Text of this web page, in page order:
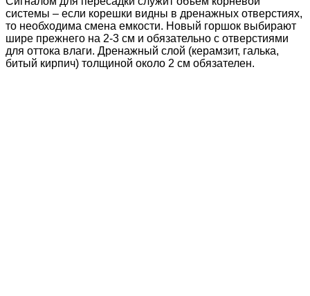
системы – если корешки видны в дренажных отверстиях,
то необходима смена емкости. Новый горшок выбирают
шире прежнего на 2-3 см и обязательно с отверстиями
для оттока влаги. Дренажный слой (керамзит, галька,
битый кирпич) толщиной около 2 см обязателен.